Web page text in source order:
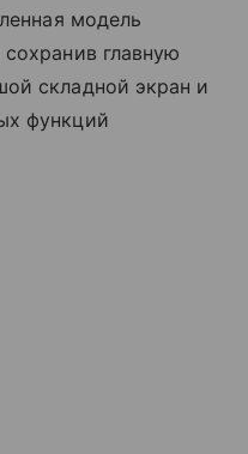
модель
главную
складной экран и
функций